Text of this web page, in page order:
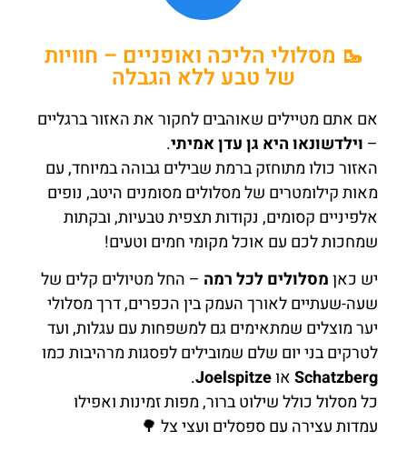
🥾 מסלולי הליכה ואופניים – חוויות
של טבע ללא הגבלה
אם אתם מטיילים שאוהבים לחקור את האזור ברגליים
– וילדשונאו היא גן עדן אמיתי.
האזור כולו מתוחזק ברמת שבילים גבוהה במיוחד, עם
מאות קילומטרים של מסלולים מסומנים היטב, נופים
אלפיניים קסומים, נקודות תצפית טבעיות, ובקתות
שמחכות לכם עם אוכל מקומי חמים וטעים!
יש כאןמסלולים לכל רמה – החל מטיולים קלים של
שעה-שעתיים לאורך העמק בין הכפרים, דרך מסלולי
יער מוצלים שמתאימים גם למשפחות עם עגלות, ועד
לטרקים בני יום שלם שמובילים לפסגות מרהיבות כמו
SchatzbergאוJoelspitze
.
כל מסלול כולל שילוט ברור, מפות זמינות ואפילו
עמדות עצירה עם ספסלים ועצי צל 🌳